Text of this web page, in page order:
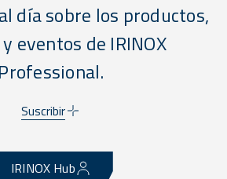
día sobre los productos,
eventos de IRINOX
Professional.
Suscribir
IRINOX Hub